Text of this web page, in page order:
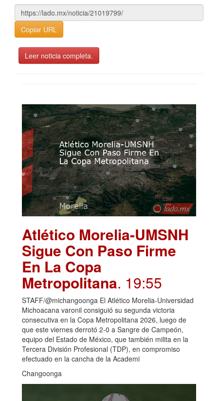
Copiar URL
Leer noticia completa.
Atlético Morelia-UMSNH
Sigue Con Paso Firme
En La Copa
Metropolitana. 19:55
STAFF/@michangoonga El Atlético Morelia-Universidad
Michoacana varonil consiguió su segunda victoria
consecutiva en la Copa Metropolitana 2026, luego de
que este viernes derrotó 2-0 a Sangre de Campeón,
equipo del Estado de México, que también milita en la
Tercera División Profesional (TDP), en compromiso
efectuado en la cancha de la Academi
Changoonga